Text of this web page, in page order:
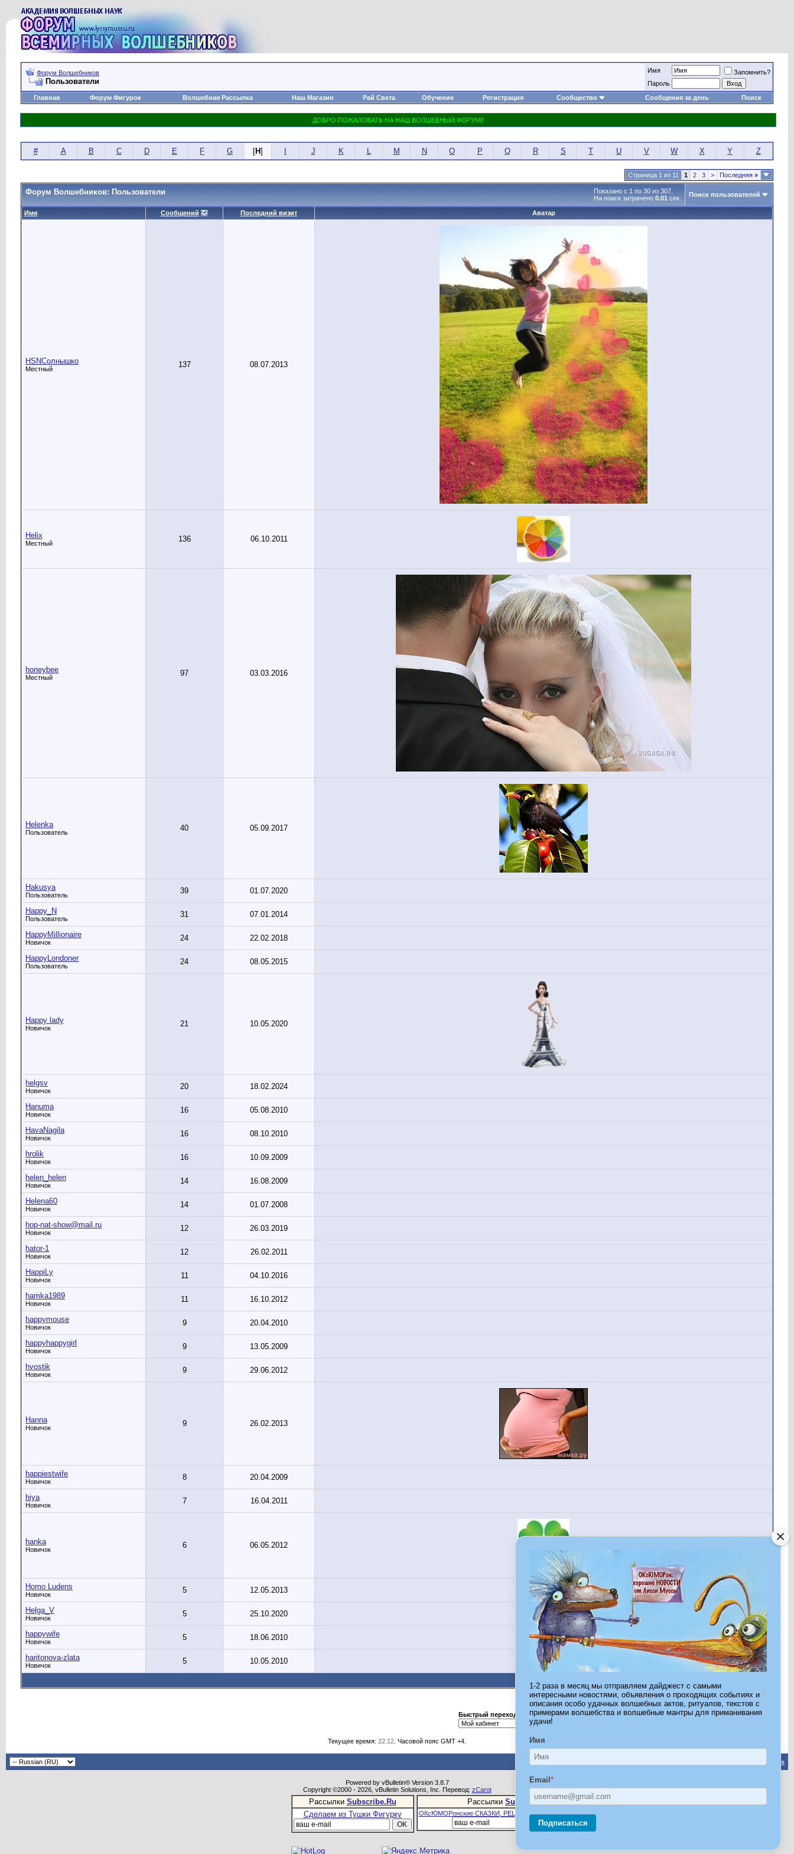
1-2 раза в месяц мы отправляем дайджест с самыми
интересными новостями, объявления о проходящих событиях и
описания особо удачных волшебных актов, ритуалов, текстов с
примерами волшебства и волшебные мантры для приманивания
удачи!
Имя
Email *
Подписаться
Форум Волшебников
Пользователи
Имя
Запомнить?
Пароль
Главная
Форум Фигурок Волшебная Рассылка Наш Магазин Рай Света Обучение Регистрация Сообщество Сообщения за день Поиск
# A B C D E F G [H] J K L M N O P Q R S T U V W X Y Z
Страница 1 из 11 1 2 3 > Последняя »
Показано с 1 по 30 из 307.
На поиск затрачено 0.01 сек.
Форум Волшебников: Пользователи Поиск пользователей
Имя Сообщений Последний визит Аватар
HSNСолнышко
Местный 137 08.07.2013
Helix
Местный 136 06.10.2011
honeybee
Местный 97 03.03.2016
Helenka
Пользователь 40 05.09.2017
Hakusya
Пользователь 39 01.07.2020
Happy_N
Пользователь 31 07.01.2014
HappyMillionaire
Новичок 24 22.02.2018
HappyLondoner
Пользователь 24 08.05.2015
Happy lady
Новичок 21 10.05.2020
helgsv
Новичок 20 18.02.2024
Hanuma
Новичок 16 05.08.2010
HavaNagila
Новичок 16 08.10.2010
hrolik
Новичок 16 10.09.2009
helen_helen
Новичок 14 16.08.2009
Helena60
Новичок 14 01.07.2008
hop-nat-show@mail.ru
Новичок 12 26.03.2019
hator-1
Новичок 12 26.02.2011
HappiLy
Новичок 11 04.10.2016
hamka1989
Новичок 11 16.10.2012
happymouse
Новичок 9 20.04.2010
happyhappygirl
Новичок 9 13.05.2009
hvostik
Новичок 9 29.06.2012
Hanna
Новичок 9 26.02.2013
happiestwife
Новичок 8 20.04.2009
hiya
Новичок 7 16.04.2011
hanka
Новичок 6 06.05.2012
Homo Ludens
Новичок 5 12.05.2013
Helga_V
Новичок 5 25.10.2020
happywife
Новичок 5 18.06.2010
haritonova-zlata
Новичок 5 10.05.2010
Страница 1 из 11 1 2 3 > Последняя »
Быстрый переход
Текущее время: 22:12 . Часовой пояс GMT +4.
Вверх
Powered by vBulletin® Version 3.8.7
Copyright ©2000 - 2026, vBulletin Solutions, Inc. Перевод: zCarot
Рассылки Subscribe.Ru
Сделаем из Тушки Фигурку
Рассылки Subscribe.Ru
ОКсЮМОРонские СКАЗКИ, РЕЦЕПТЫ И ШТУЧКИ ДЛЯ ВСЕХ